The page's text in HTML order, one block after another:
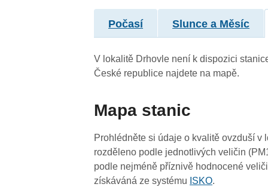
Počasí Slunce a Měsíc
V lokalitě Drhovle není k dispozici
České republice najdete na mapě.
Mapa stanic
Prohlédněte si údaje o kvalitě ovzduší
rozděleno podle jednotlivých veličin
podle nejméně příznivě hodnocené
získáváná ze systému ISKO.
4